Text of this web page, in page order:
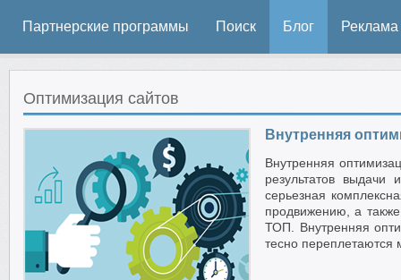
Партнерские программы Поиск Блог Реклама
Оптимизация сайтов
Внутренняя
Внутренняя
результатов выдачи
серьезная
продвижению, а
ТОП. Внутренняя
тесно переплетаются